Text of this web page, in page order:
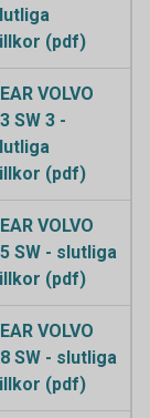
(pdf)
VOLVO
SW 3 -
(pdf)
VOLVO
SW - slutliga
(pdf)
VOLVO
SW - slutliga
(pdf)